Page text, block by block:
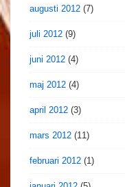
augusti 2012 (7)
juli 2012 (9)
juni 2012 (4)
maj 2012 (4)
april 2012 (3)
mars 2012 (11)
februari 2012 (1)